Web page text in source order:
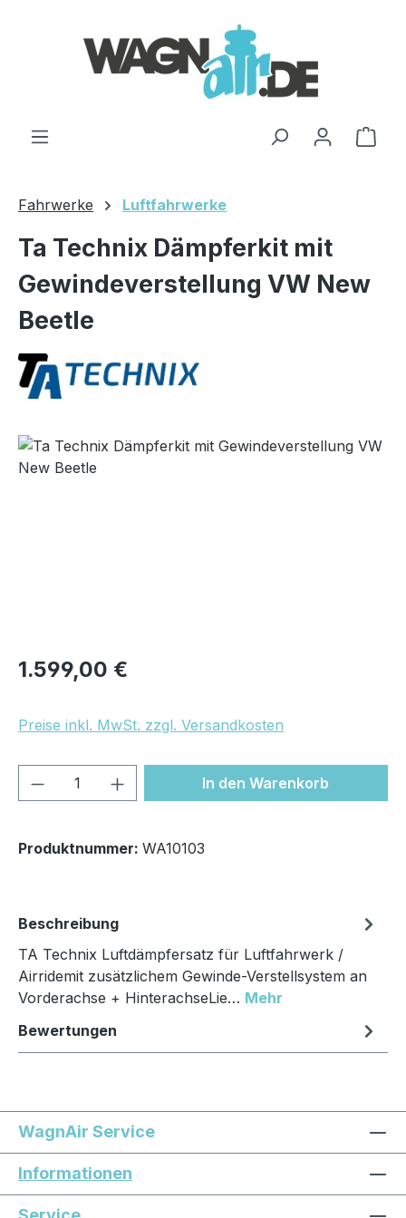
Fahrwerke Luftfahrwerke
Ta Technix Dämpferkit mit
Gewindeverstellung VW New
Beetle
Bildergalerie überspringen
Regulärer Preis:
1.599,00 €
Preise inkl. MwSt. zzgl. Versandkosten
Produkt Anzahl: Gib denIn den Warenkorb
Produktnummer: WA10103
Beschreibung
TA Technix Luftdämpfersatz für Luftfahrwerk /
Airridemit zusätzlichem Gewinde-Verstellsystem an
Vorderachse + HinterachseLie… Mehr
Bewertungen
WagnAir Service
Informationen